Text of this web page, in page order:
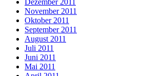
Dezember 2011
November 2011
Oktober 2011
September 2011
August 2011
Juli 2011
Juni 2011
Mai 2011